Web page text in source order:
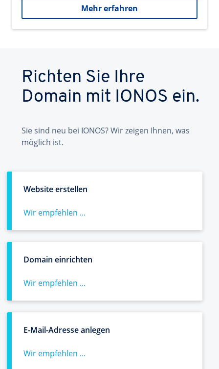
Mehr erfahren
Richten Sie Ihre
Domain mit IONOS ein.
Sie sind neu bei IONOS? Wir zeigen Ihnen, was
möglich ist.
Website erstellen
Wir empfehlen ...
Domain einrichten
Wir empfehlen ...
E-Mail-Adresse anlegen
Wir empfehlen ...